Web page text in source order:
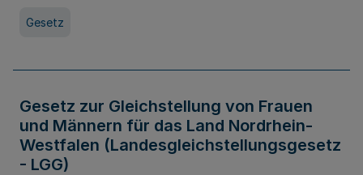
Gesetz
Gesetz zur Gleichstellung von Frauen
und Männern für das Land Nordrhein-
Westfalen (Landesgleichstellungsgesetz
- LGG)